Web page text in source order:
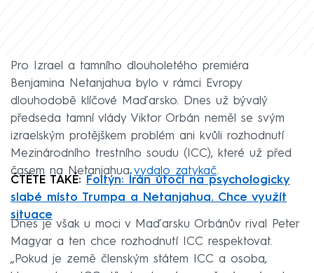
Pro Izrael a tamního dlouholetého premiéra
Benjamina Netanjahua bylo v rámci Evropy
dlouhodobě klíčové Maďarsko. Dnes už bývalý
předseda tamní vlády Viktor Orbán neměl se svým
izraelským protějškem problém ani kvůli rozhodnutí
Mezinárodního trestního soudu (ICC), které už před
časem na Netanjahuavydalo zatykač.
ČTĚTE TAKÉ:
Foltýn: Írán útočí na psychologicky
slabé místo Trumpa a Netanjahua. Chce využít
situace
Dnes je však u moci v Maďarsku Orbánův rival Peter
Magyar a ten chce rozhodnutí ICC respektovat.
„Pokud je země členským státem ICC a osoba,